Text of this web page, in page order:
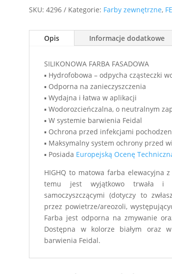
SKU:4296 Kategorie: Farby zewnętrzne,
Opis Informacje dodatkowe
SILIKONOWA FARBA FASADOWA
▪ Hydrofobowa – odpycha cząsteczki
▪ Odporna na zanieczyszczenia
▪ Wydajna i łatwa w aplikacji
▪ Wodorozcieńczalna, o neutralnym
▪ W systemie barwienia Feidal
▪ Ochrona przed infekcjami
▪ Maksymalny system ochrony przed
▪ Posiada Europejską Ocenę
HIGHQ to matowa farba elewacyjna
temu jest wyjątkowo trwała i
samoczyszczącymi (dotyczy to
przez powietrze/areozoli,
Farba jest odporna na zmywanie
Dostępna w kolorze białym oraz
barwienia Feidal.